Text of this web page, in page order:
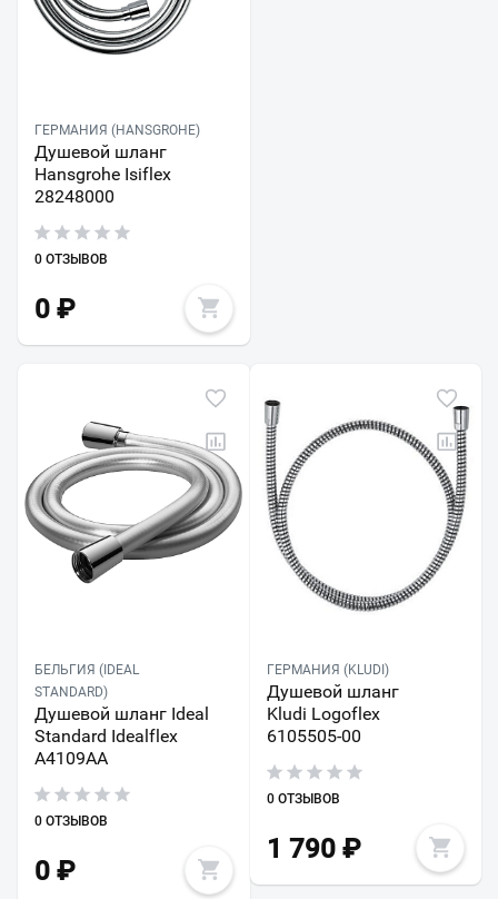
ГЕРМАНИЯ (HANSGROHE)
Душевой шланг
Hansgrohe Isiflex
28248000
0 ОТЗЫВОВ
0 ₽
БЕЛЬГИЯ (IDEAL
STANDARD)
Душевой шланг Ideal
Standard Idealflex
A4109AA
0 ОТЗЫВОВ
0 ₽
ГЕРМАНИЯ (KLUDI)
Душевой шланг
Kludi Logoflex
6105505-00
0 ОТЗЫВОВ
1 790₽